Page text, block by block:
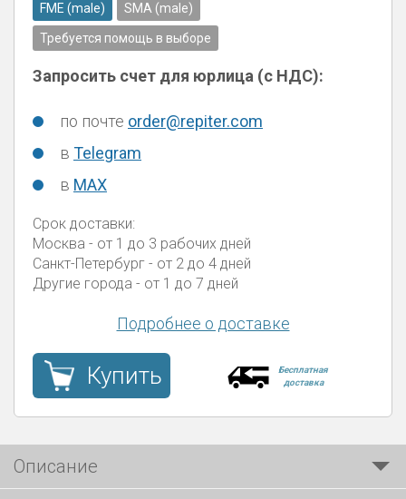
FME (male)
SMA (male)
Требуется помощь в выборе
Запросить счет для юрлица (с НДС):
по почте order@repiter.com
в Telegram
в MAX
Срок доставки:
Москва - от 1 до 3 рабочих дней
Санкт-Петербург - от 2 до 4 дней
Другие города - от 1 до 7 дней
Подробнее о доставке
Купить
Бесплатная
доставка
Описание